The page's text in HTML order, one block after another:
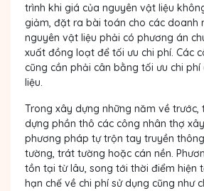
trình khi giá của nguyên vật liệu
giảm, đặt ra bài toán cho các doanh
nguyên vật liệu phải có phương án
xuất đồng loạt để tối ưu chi phí. Các
cũng cần phải cân bằng tối ưu chi
liệu.
Trong xây dựng những năm về trước,
dựng phần thô các công nhân thợ
phương pháp tự trộn tay truyền
tường, trát tường hoặc cán nền.
tồn tại từ lâu, song tới thời điểm hiện
hạn chế về chi phí sử dụng cũng như